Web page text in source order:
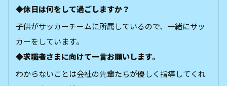
◆休日は何をして過ごしますか？
子供がサッカーチームに所属しているので、一緒にサッ
カーをしています。
◆求職者さまに向けて一言お願いします。
わからないことは会社の先輩たちが優しく指導してくれ